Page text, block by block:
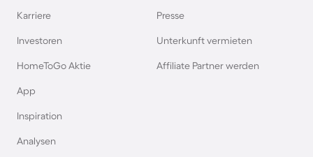
Karriere
Investoren
HomeToGo Aktie
App
Inspiration
Analysen
Presse
Unterkunft vermieten
Affiliate Partner werden